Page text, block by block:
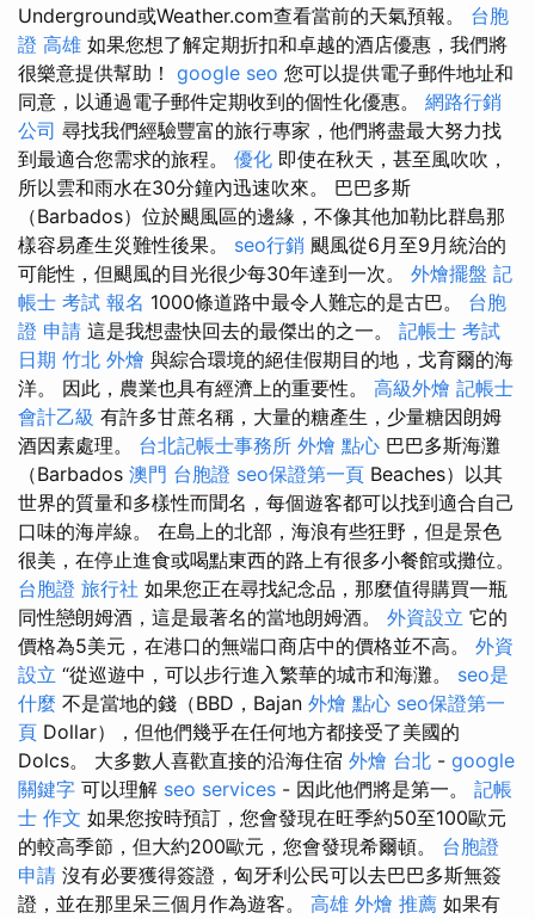
Underground或Weather.com查看當前的天氣預報。 台胞
證 高雄 如果您想了解定期折扣和卓越的酒店優惠，我們將
很樂意提供幫助！ google seo 您可以提供電子郵件地址和
同意，以通過電子郵件定期收到的個性化優惠。 網路行銷
公司 尋找我們經驗豐富的旅行專家，他們將盡最大努力找
到最適合您需求的旅程。 優化 即使在秋天，甚至風吹吹，
所以雲和雨水在30分鐘內迅速吹來。 巴巴多斯
（Barbados）位於颶風區的邊緣，不像其他加勒比群島那
樣容易產生災難性後果。 seo行銷 颶風從6月至9月統治的
可能性，但颶風的目光很少每30年達到一次。 外燴擺盤 記
帳士 考試 報名 1000條道路中最令人難忘的是古巴。 台胞
證 申請 這是我想盡快回去的最傑出的之一。 記帳士 考試
日期 竹北 外燴 與綜合環境的絕佳假期目的地，戈育爾的海
洋。 因此，農業也具有經濟上的重要性。 高級外燴 記帳士
會計乙級 有許多甘蔗名稱，大量的糖產生，少量糖因朗姆
酒因素處理。 台北記帳士事務所 外燴 點心 巴巴多斯海灘
（Barbados 澳門 台胞證 seo保證第一頁 Beaches）以其
世界的質量和多樣性而聞名，每個遊客都可以找到適合自己
口味的海岸線。 在島上的北部，海浪有些狂野，但是景色
很美，在停止進食或喝點東西的路上有很多小餐館或攤位。
台胞證 旅行社 如果您正在尋找紀念品，那麼值得購買一瓶
同性戀朗姆酒，這是最著名的當地朗姆酒。 外資設立 它的
價格為5美元，在港口的無端口商店中的價格並不高。 外資
設立 “從巡遊中，可以步行進入繁華的城市和海灘。 seo是
什麼 不是當地的錢（BBD，Bajan 外燴 點心 seo保證第一
頁 Dollar），但他們幾乎在任何地方都接受了美國的
Dolcs。 大多數人喜歡直接的沿海住宿 外燴 台北 - google
關鍵字 可以理解 seo services - 因此他們將是第一。 記帳
士 作文 如果您按時預訂，您會發現在旺季約50至100歐元
的較高季節，但大約200歐元，您會發現希爾頓。 台胞證
申請 沒有必要獲得簽證，匈牙利公民可以去巴巴多斯無簽
證，並在那里呆三個月作為遊客。 高雄 外燴 推薦 如果有